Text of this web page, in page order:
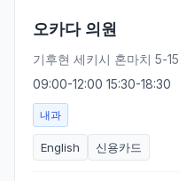
오카다 의원
기후현 세키시 혼마치 5-15
09:00-12:00 15:30-18:30
내과
English 신용카드